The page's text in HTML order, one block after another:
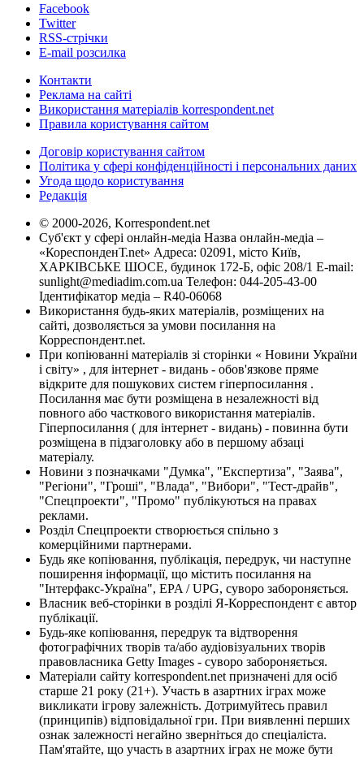
Facebook
Twitter
RSS-стрічки
E-mail розсилка
Контакти
Реклама на сайті
Використання матеріалів korrespondent.net
Правила користування сайтом
Договір користування сайтом
Політика у сфері конфіденційності і персональних даних
Угода щодо користування
Редакція
© 2000-2026, Korrespondent.net
Суб'єкт у сфері онлайн-медіа Назва онлайн-медіа –
«КореспонденТ.net» Адреса: 02091, місто Київ,
ХАРКІВСЬКЕ ШОСЕ, будинок 172-Б, офіс 208/1 E-mail:
sunlight@mediadim.com.ua Телефон: 044-205-43-00
Ідентифікатор медіа – R40-06068
Використання будь-яких матеріалів, розміщених на
сайті, дозволяється за умови посилання на
Корреспондент.net.
При копіюванні матеріалів зі сторінки « Новини України
і світу» , для інтернет - видань - обов'язкове пряме
відкрите для пошукових систем гіперпосилання .
Посилання має бути розміщена в незалежності від
повного або часткового використання матеріалів.
Гіперпосилання ( для інтернет - видань) - повинна бути
розміщена в підзаголовку або в першому абзаці
матеріалу.
Новини з позначками "Думка", "Експертиза", "Заява",
"Регіони", "Гроші", "Влада", "Вибори", "Тест-драйв",
"Спецпроекти", "Промо" публікуються на правах
реклами.
Розділ Спецпроекти створюється спільно з
комерційними партнерами.
Будь яке копіювання, публікація, передрук, чи наступне
поширення інформації, що містить посилання на
"Інтерфакс-Україна", EPA / UPG, суворо забороняється.
Власник веб-сторінки в розділі Я-Корреспондент є автор
публікації.
Будь-яке копіювання, передрук та відтворення
фотографічних творів та/або аудіовізуальних творів
правовласника Getty Images - суворо забороняється.
Матеріали сайту korrespondent.net призначені для осіб
старше 21 року (21+). Участь в азартних іграх може
викликати ігрову залежність. Дотримуйтесь правил
(принципів) відповідальної гри. При виявленні перших
ознак залежності негайно зверніться до спеціаліста.
Пам'ятайте, що участь в азартних іграх не може бути